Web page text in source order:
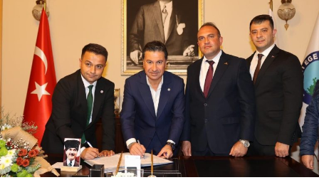
WhatsApp
İhbar Hattı
Facebook
KÜNYE